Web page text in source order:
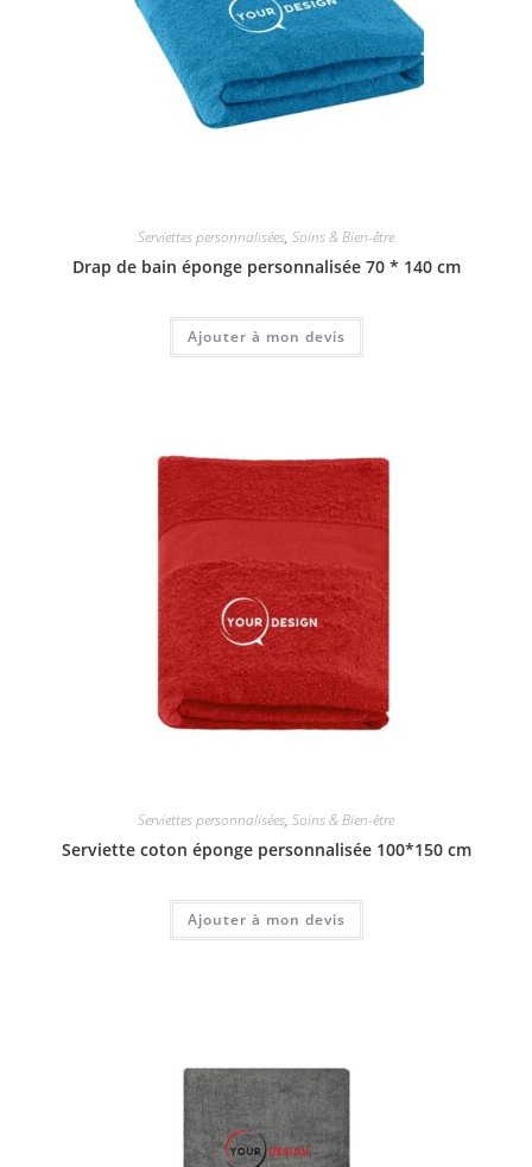
Serviettes personnalisées, Soins & Bien-être
Drap de bain éponge personnalisée 70 * 140 cm
Ajouter à mon devis
Serviettes personnalisées, Soins & Bien-être
Serviette coton éponge personnalisée 100*150 cm
Ajouter à mon devis